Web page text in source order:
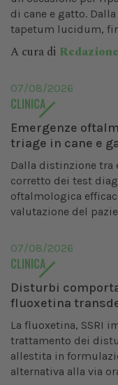
di cane e gatto.
tapetum lucidum,
A cura di
07/08/2026
CLINICA
Emergenze
triage in cane e
Dalla distinzione tra
corretto dei test
oftalmologica
valutazione del
07/08/2026
CLINICA
Disturbi
fluoxetina
La fluoxetina, SSRI
trattamento dei
allestita in
alternativa alla via